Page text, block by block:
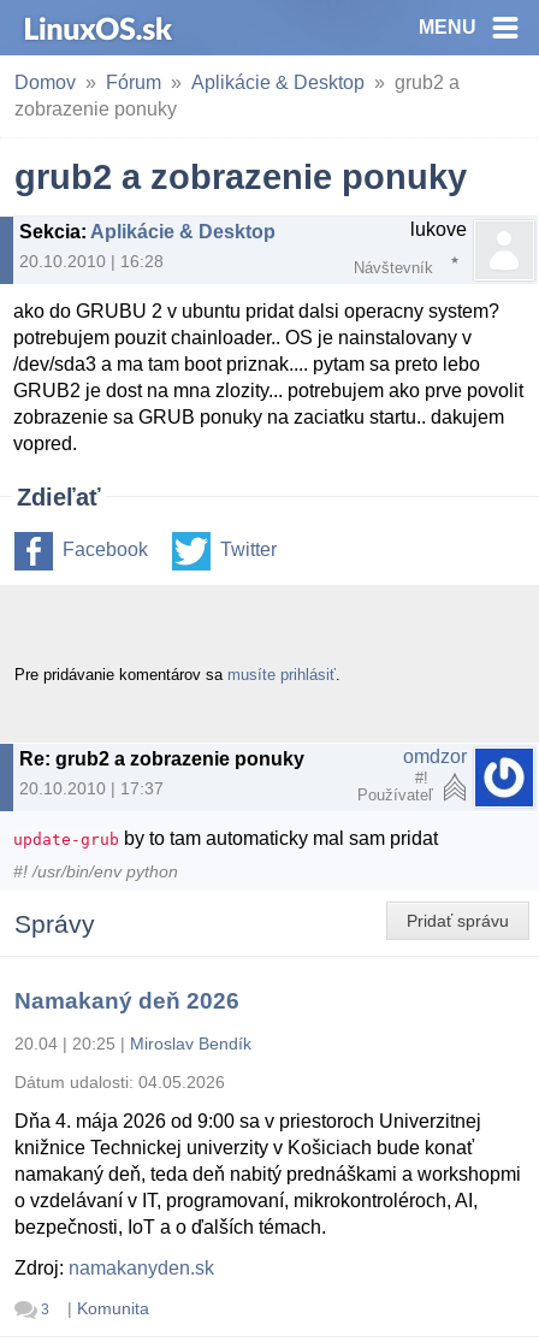
MENU
Domov Fórum Aplikácie & Desktop
grub2 a
zobrazenie ponuky
grub2 a zobrazenie ponuky
Sekcia: Aplikácie & Desktop
20.10.2010 | 16:28
lukove
Návštevník
ako do GRUBU 2 v ubuntu pridat dalsi operacny system?
potrebujem pouzit chainloader.. OS je nainstalovany v
/dev/sda3 a ma tam boot priznak.... pytam sa preto lebo
GRUB2 je dost na mna zlozity... potrebujem ako prve povolit
zobrazenie sa GRUB ponuky na zaciatku startu.. dakujem
vopred.
Zdieľať
Facebook Twitter
Pre pridávanie komentárov sa musíte prihlásiť
Re: grub2 a zobrazenie ponuky
20.10.2010 | 17:37
omdzor
#!
Používateľ
update-grub by to tam automaticky mal sam pridat
#! /usr/bin/env python
Pridať správu
Správy
Namakaný deň 2026
20.04 | 20:25 | Miroslav Bendík
Dátum udalosti: 04.05.2026
Dňa 4. mája 2026 od 9:00 sa v priestoroch Univerzitnej
knižnice Technickej univerzity v Košiciach bude konať
namakaný deň, teda deň nabitý prednáškami a workshopmi
o vzdelávaní v IT, programovaní, mikrokontroléroch, AI,
bezpečnosti, IoT a o ďalších témach.
Zdroj: namakanyden.sk
3 | Komunita